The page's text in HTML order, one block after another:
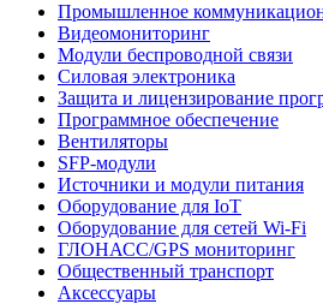
Промышленное
Видеомониторинг
Модули беспроводной связи
Силовая электроника
Защита и лицензирование
Программное обеспечение
Вентиляторы
SFP-модули
Источники и модули питания
Оборудование для IoT
Оборудование для сетей Wi-Fi
ГЛОНАСС/GPS мониторинг
Общественный транспорт
Аксессуары